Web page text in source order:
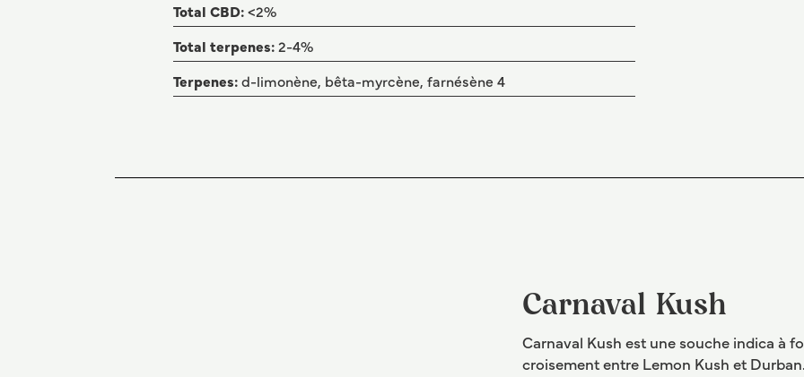
Total CBD:<2%
Total terpenes:2-4%
Terpenes:d-limonène, bêta-myrcène, farnésène 4
Carnaval Kush
Carnaval Kush est une souche indica à
croisement entre Lemon Kush et